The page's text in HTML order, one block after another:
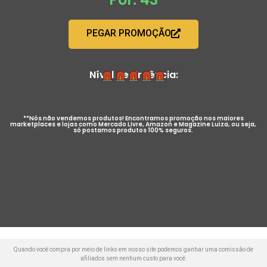
PEGAR PROMOÇÃO
Nível de Urgência:
**Nós não vendemos produtos! Encontramos promoção nos maiores
marketplaces e lojas como Mercado Livre, Amazon e Magazine Luiza, ou seja,
só postamos produtos 100% seguros.
Quando você compra por meio de links em nosso site podemos ganhar uma comissão de
afiliados sem nenhum custo para você.